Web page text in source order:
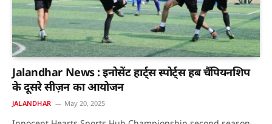
Jalandhar News : इनोसेंट हार्ट्स स्पोर्ट्स हब चैंपियनशिप
के दूसरे सीज़न का आयोजन
JALANDHAR May 20, 2025